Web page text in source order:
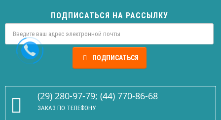
ПОДПИСАТЬСЯ НА РАССЫЛКУ
ПОДПИСАТЬСЯ
(29) 280-97-79; (44) 770-86-68
ЗАКАЗ ПО ТЕЛЕФОНУ